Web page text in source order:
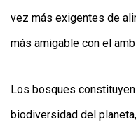
vez más exigentes de
más amigable con el
Los bosques
biodiversidad del